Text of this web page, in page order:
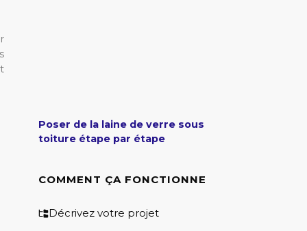
Poser de la laine de verre sous
toiture étape par étape
COMMENT ÇA FONCTIONNE
Décrivez votre projet